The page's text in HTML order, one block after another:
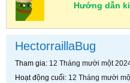
Hướng dẫn
HectorraillaBug
Tham gia 12 Tháng mười một
Hoạt động cuối 12 Tháng mười